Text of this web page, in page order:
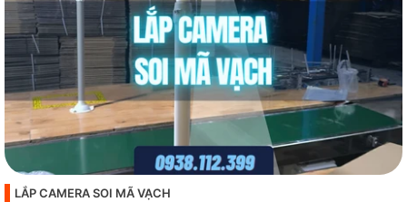
LẮP CAMERA SOI MÃ VẠCH